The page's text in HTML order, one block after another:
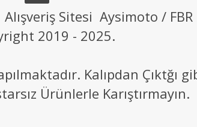
Sitesi Aysimoto / FBR
2019 - 2025.
Kalıpdan Çıktğı
Ürünlerle Karıştırmayın.